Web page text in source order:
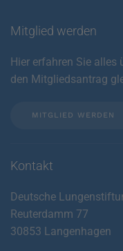
Mitglied werden
Hier erfahren Sie
den Mitgliedsantrag
MITGLIED WERDEN
Kontakt
Deutsche
Reuterdamm 77
30853 Langenhagen